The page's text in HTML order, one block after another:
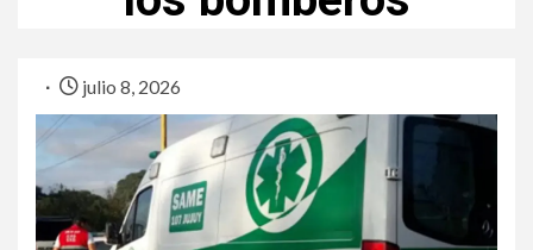
julio 8, 2026